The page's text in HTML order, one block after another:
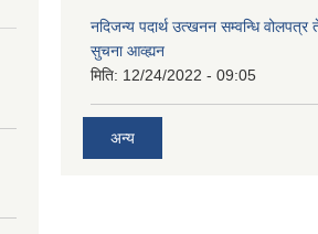
नदिजन्य पदार्थ उत्खनन सम्वन्धि वोलपत्र
सुचना आव्ह्यन
मिति: 12/24/2022 - 09:05
अन्य